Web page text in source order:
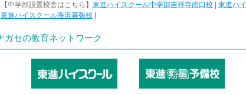
【中学部設置校舎はこちら】 東進ハイスクール中学部吉祥寺南口校 東進ハ
東進ハイスクール海浜幕張校
ガセの教育ネットワーク